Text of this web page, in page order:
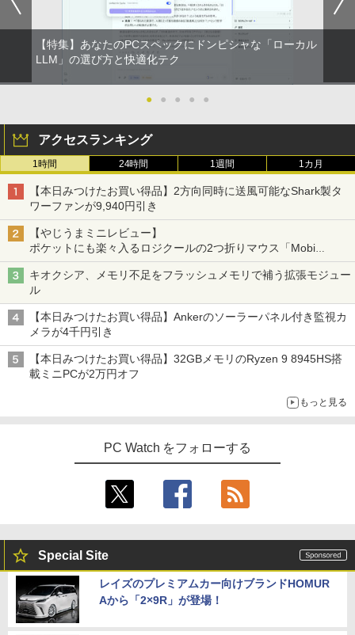
【特集】あなたのPCスペックにドンピシャな「ローカル
LLM」の選び方と快適化テク
● ● ● ● ●
アクセスランキング
1時間 24時間 1週間 1カ月
【本日みつけたお買い得品】2方向同時に送風可能なShark製タ
ワーファンが9,940円引き
【やじうまミニレビュー】
ポケットにも楽々入るロジクールの2つ折りマウス「Mobi
Fold」。その気になるギミックとは？
キオクシア、メモリ不足をフラッシュメモリで補う拡張モジュー
ル
【本日みつけたお買い得品】Ankerのソーラーパネル付き監視カ
メラが4千円引き
【本日みつけたお買い得品】32GBメモリのRyzen 9 8945HS搭
載ミニPCが2万円オフ
もっと見る
PC Watch をフォローする
Special Site
レイズのプレミアムカー向けブランドHOMUR
Aから「2×9R」が登場！